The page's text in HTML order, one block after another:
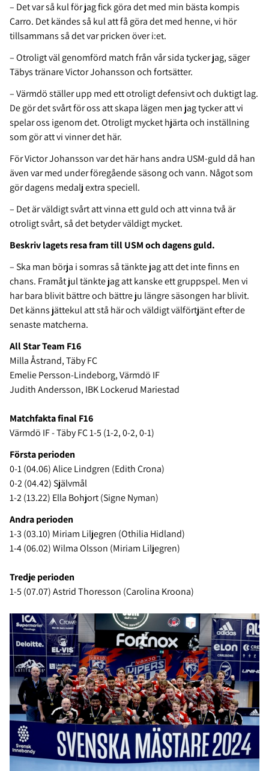
– Det var så kul för jag fick göra det med min bästa kompis
Carro. Det kändes så kul att få göra det med henne, vi hör
tillsammans så det var pricken över i:et.
– Otroligt väl genomförd match från vår sida tycker jag, säger
Täbys tränare Victor Johansson och fortsätter.
– Värmdö ställer upp med ett otroligt defensivt och duktigt lag.
De gör det svårt för oss att skapa lägen men jag tycker att vi
spelar oss igenom det. Otroligt mycket hjärta och inställning
som gör att vi vinner det här.
För Victor Johansson var det här hans andra USM-guld då han
även var med under föregående säsong och vann. Något som
gör dagens medalj extra speciell.
– Det är väldigt svårt att vinna ett guld och att vinna två är
otroligt svårt, så det betyder väldigt mycket.
Beskriv lagets resa fram till USM och dagens guld.
– Ska man börja i somras så tänkte jag att det inte finns en
chans. Framåt jul tänkte jag att kanske ett gruppspel. Men vi
har bara blivit bättre och bättre ju längre säsongen har blivit.
Det känns jättekul att stå här och väldigt välförtjänt efter de
senaste matcherna.
All Star Team F16
Milla Åstrand, Täby FC
Emelie Persson-Lindeborg, Värmdö IF
Judith Andersson, IBK Lockerud Mariestad
Matchfakta final F16
Värmdö IF - Täby FC 1-5 (1-2, 0-2, 0-1)
Första perioden
0-1 (04.06) Alice Lindgren (Edith Crona)
0-2 (04.42) Självmål
1-2 (13.22) Ella Bohjort (Signe Nyman)
Andra perioden
1-3 (03.10) Miriam Liljegren (Othilia Hidland)
1-4 (06.02) Wilma Olsson (Miriam Liljegren)
Tredje perioden
1-5 (07.07) Astrid Thoresson (Carolina Kroona)